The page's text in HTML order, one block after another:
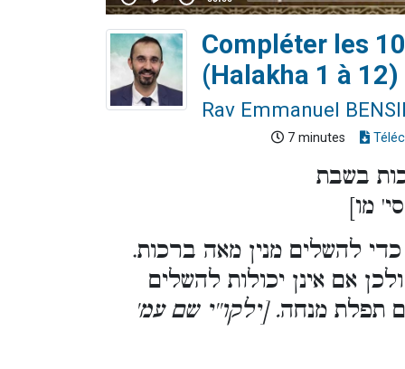
Compléter les
(Halakha 1 à 12)
Rav Emmanuel
7 minutes
בשבת
מו]
להשלים מנין מאה ברכות.
אם אינן יכולות להשלים
תפלת מנחה. [ילקו''י שם עמ'